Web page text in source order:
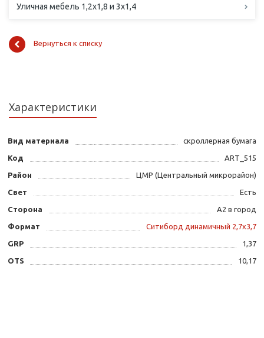
Уличная мебель 1,2х1,8 и 3х1,4
Вернуться к списку
Характеристики
Вид материала скроллерная бумага
Код ART_515
Район ЦМР (Центральный микрорайон)
Свет Есть
Сторона А2 в город
Формат Ситиборд динамичный 2,7х3,7
GRP 1,37
OTS 10,17